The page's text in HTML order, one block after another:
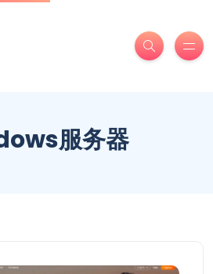
服务器